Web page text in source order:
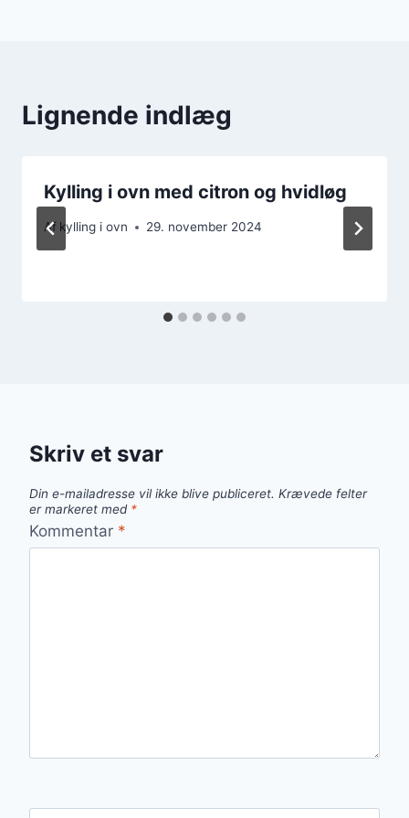
Lignende indlæg
Kylling i ovn med citron og hvidløg
Af kylling i ovn 29. november 2024
Skriv et svar
Din e-mailadresse vil ikke blive publiceret. Krævede felter
er markeret med *
Kommentar *